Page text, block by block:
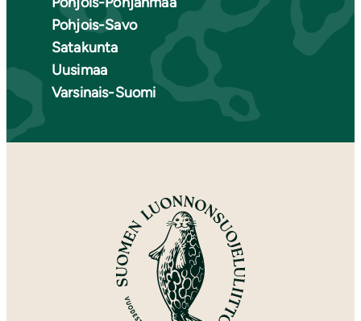
Pohjois-Savo
Satakunta
Uusimaa
Varsinais-Suomi